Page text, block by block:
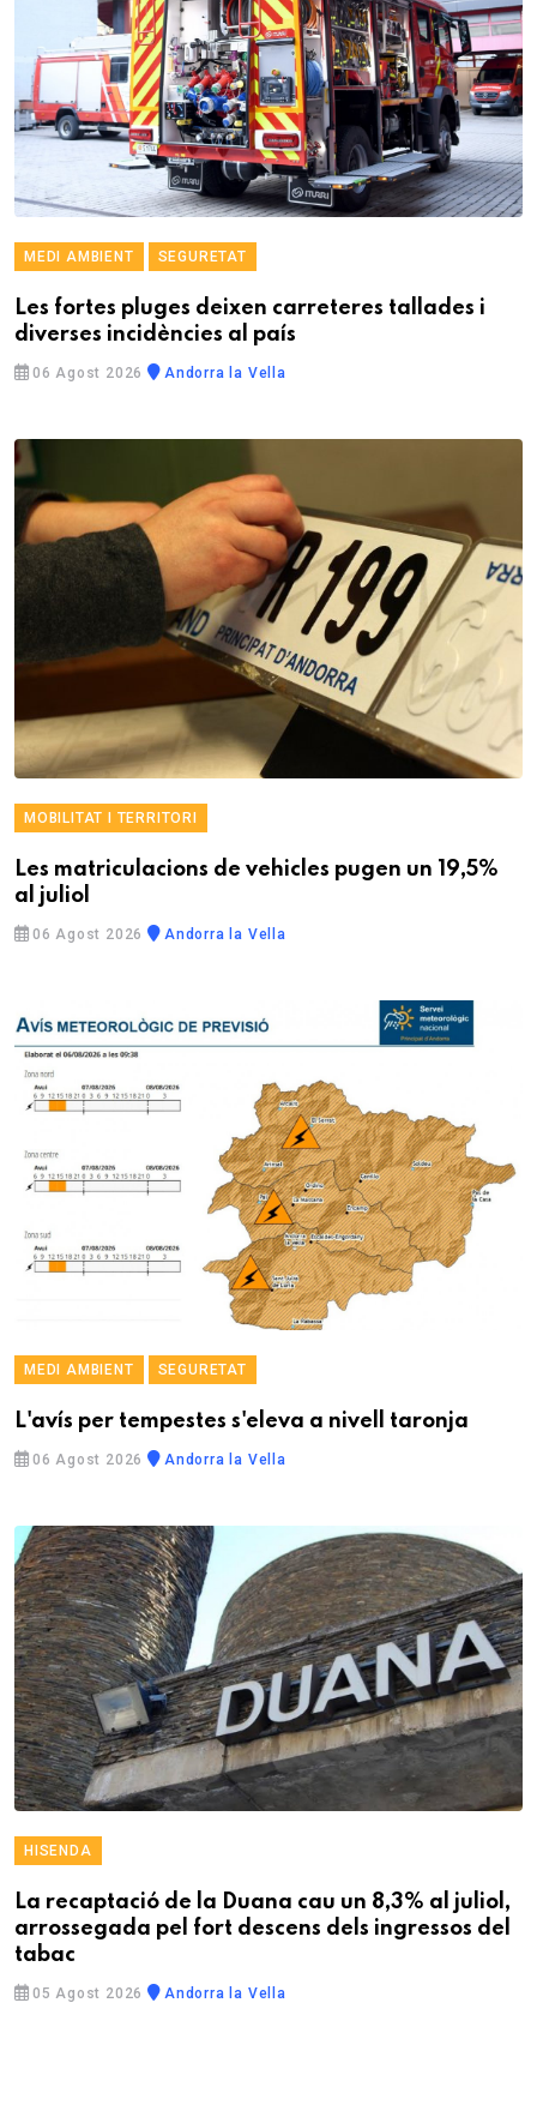
MEDI AMBIENT SEGURETAT
Les fortes pluges deixen carreteres tallades i
diverses incidències al país
06 Agost 2026 Andorra la Vella
MOBILITAT I TERRITORI
Les matriculacions de vehicles pugen un 19,5%
al juliol
06 Agost 2026 Andorra la Vella
MEDI AMBIENT SEGURETAT
L'avís per tempestes s'eleva a nivell taronja
06 Agost 2026 Andorra la Vella
HISENDA
La recaptació de la Duana cau un 8,3% al juliol,
arrossegada pel fort descens dels ingressos del
tabac
05 Agost 2026 Andorra la Vella